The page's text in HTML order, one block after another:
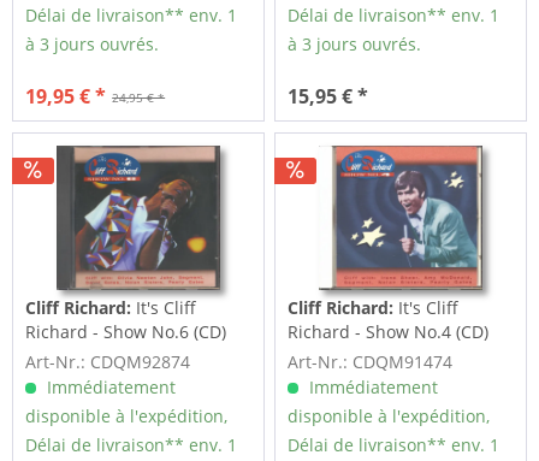
Délai de livraison** env. 1
à 3 jours ouvrés.
24,95 € *
19,95 € *
Délai de livraison** env. 1
à 3 jours ouvrés.
15,95 € *
Cliff Richard: It's Cliff
Richard - Show No.6 (CD)
Art-Nr.: CDQM92874
Immédiatement
disponible à l'expédition,
Délai de livraison** env. 1
Cliff Richard: It's Cliff
Richard - Show No.4 (CD)
Art-Nr.: CDQM91474
Immédiatement
disponible à l'expédition,
Délai de livraison** env. 1